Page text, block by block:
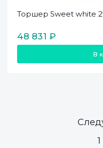
Торшер Sweet white
48 831 ₽
В